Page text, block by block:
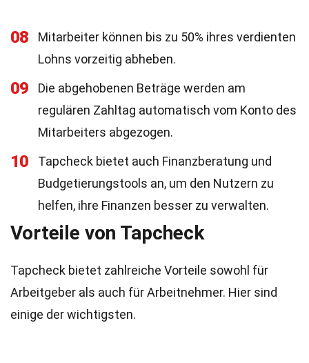
08
Mitarbeiter können bis zu 50% ihres verdienten
Lohns vorzeitig abheben.
09
Die abgehobenen Beträge werden am
regulären Zahltag automatisch vom Konto des
Mitarbeiters abgezogen.
10
Tapcheck bietet auch Finanzberatung und
Budgetierungstools an, um den Nutzern zu
helfen, ihre Finanzen besser zu verwalten.
Vorteile von Tapcheck
Tapcheck bietet zahlreiche Vorteile sowohl für
Arbeitgeber als auch für Arbeitnehmer. Hier sind
einige der wichtigsten.